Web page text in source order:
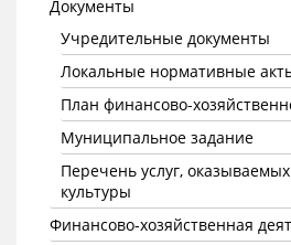
Документы
Учредительные документы
Локальные нормативные
План финансово-
Муниципальное задание
Перечень услуг,
культуры
Финансово-хозяйственная